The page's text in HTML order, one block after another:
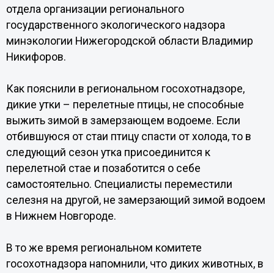
отдела организации регионального
государственного экологического надзора
минэкологии Нижегородской области Владимир
Никифоров.
Как пояснили в региональном госохотнадзоре,
дикие утки – перелетные птицы, не способные
выжить зимой в замерзающем водоеме. Если
отбившуюся от стаи птицу спасти от холода, то в
следующий сезон утка присоединится к
перелетной стае и позаботится о себе
самостоятельно. Специалисты переместили
селезня на другой, не замерзающий зимой водоем
в Нижнем Новгороде.
В то же время региональном комитете
госохотнадзора напомнили, что диких животных, в